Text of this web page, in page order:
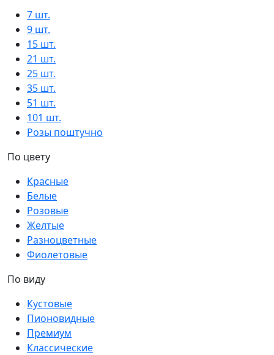
7 шт.
9 шт.
15 шт.
21 шт.
25 шт.
35 шт.
51 шт.
101 шт.
Розы поштучно
По цвету
Красные
Белые
Розовые
Желтые
Разноцветные
Фиолетовые
По виду
Кустовые
Пионовидные
Премиум
Классические